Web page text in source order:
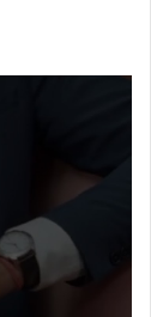
चर्चा
चीजें,